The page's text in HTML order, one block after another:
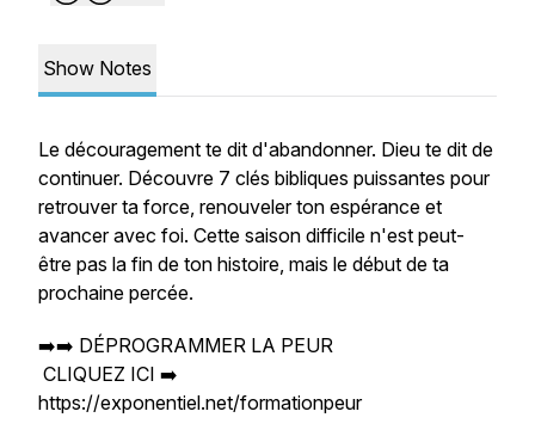
Show Notes
Le découragement te dit d'abandonner. Dieu te dit de
continuer. Découvre 7 clés bibliques puissantes pour
retrouver ta force, renouveler ton espérance et
avancer avec foi. Cette saison difficile n'est peut-
être pas la fin de ton histoire, mais le début de ta
prochaine percée.
➡️➡️ DÉPROGRAMMER LA PEUR
CLIQUEZ ICI ➡️
https://exponentiel.net/formationpeur